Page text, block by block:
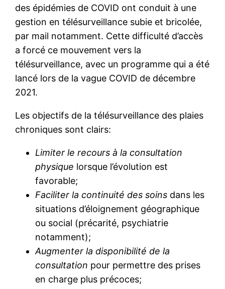
des épidémies de COVID ont conduit à une
gestion en télésurveillance subie et bricolée,
par mail notamment. Cette difficulté d’accès
a forcé ce mouvement vers la
télésurveillance, avec un programme qui a été
lancé lors de la vague COVID de décembre
2021.
Les objectifs de la télésurveillance des plaies
chroniques sont clairs:
Limiter le recours à la consultation
physique lorsque l’évolution est
favorable;
Faciliter la continuité des soins dans les
situations d’éloignement géographique
ou social (précarité, psychiatrie
notamment);
Augmenter la disponibilité de la
consultation pour permettre des prises
en charge plus précoces;